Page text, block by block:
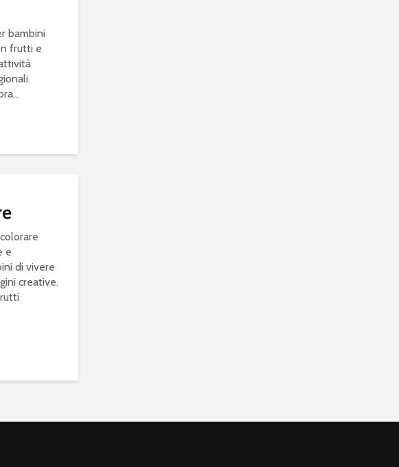
bambini
frutti e
e
di vivere
creative.